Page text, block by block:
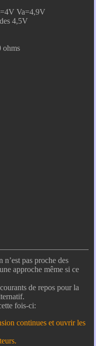
Va=4,9V
4,5V
ohms
pas proche des
approche même si ce
de repos pour la
fois-ci:
continues et ouvrir les